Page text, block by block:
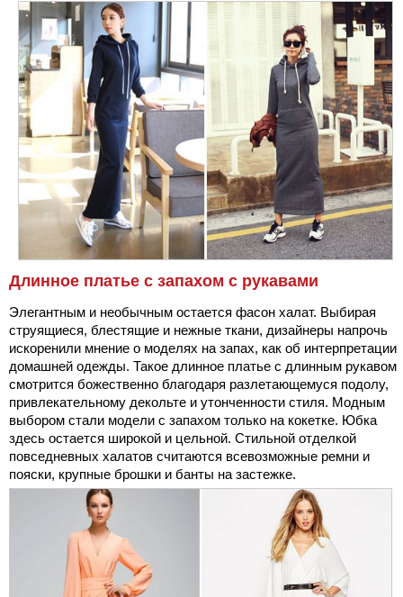
Длинное платье с запахом с рукавами
Элегантным и необычным остается фасон халат. Выбирая
струящиеся, блестящие и нежные ткани, дизайнеры напрочь
искоренили мнение о моделях на запах, как об интерпретации
домашней одежды. Такое длинное платье с длинным рукавом
смотрится божественно благодаря разлетающемуся подолу,
привлекательному декольте и утонченности стиля. Модным
выбором стали модели с запахом только на кокетке. Юбка
здесь остается широкой и цельной. Стильной отделкой
повседневных халатов считаются всевозможные ремни и
пояски, крупные брошки и банты на застежке.